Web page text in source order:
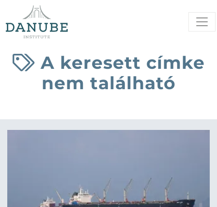
A keresett címke
nem található